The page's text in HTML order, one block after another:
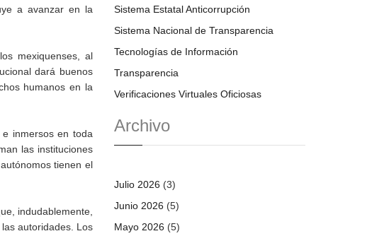
a avanzar en la
mexiquenses, al
dará buenos
humanos en la
inmersos en toda
las instituciones
tienen el
indudablemente,
autoridades. Los
Sistema Estatal Anticorrupción
Sistema Nacional de Transparencia
Tecnologías de Información
Transparencia
Verificaciones Virtuales Oficiosas
Archivo
Julio 2026 (3)
Junio 2026 (5)
Mayo 2026 (5)